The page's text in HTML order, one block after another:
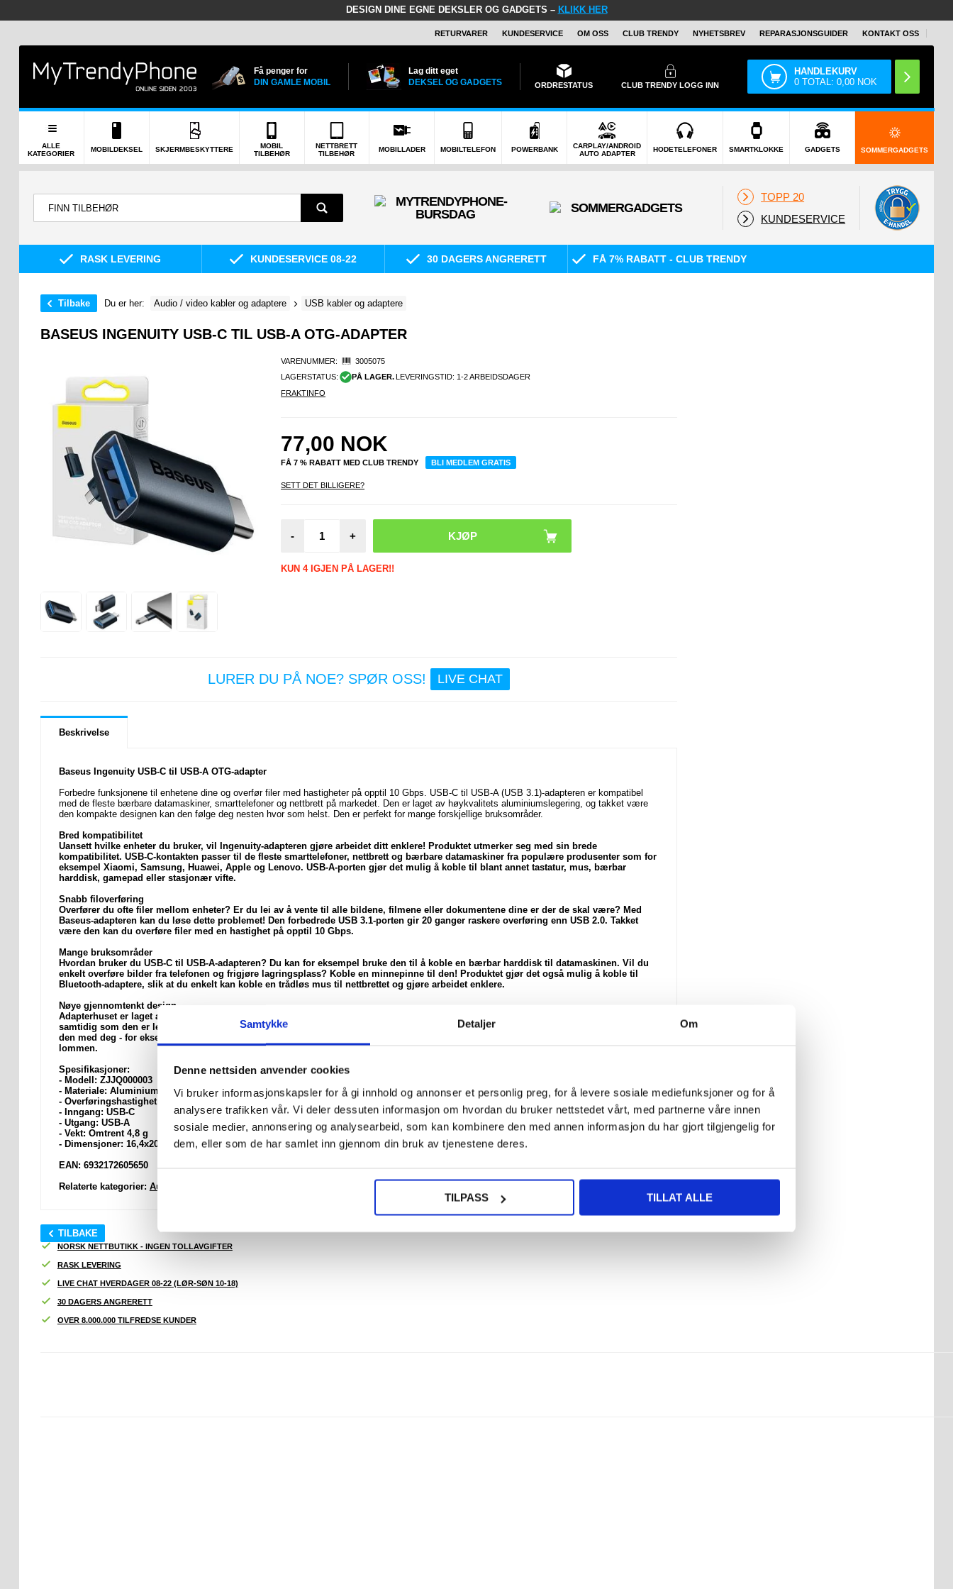
Samtykke Detaljer Om
Denne nettsiden anvender cookies
Vi bruker informasjonskapsler for å gi innhold og annonser et personlig preg, for å levere sosiale mediefunksjoner og for å
analysere trafikken vår. Vi deler dessuten informasjon om hvordan du bruker nettstedet vårt, med partnerne våre innen
sosiale medier, annonsering og analysearbeid, som kan kombinere den med annen informasjon du har gjort tilgjengelig for
dem, eller som de har samlet inn gjennom din bruk av tjenestene deres.
TILPASS TILLAT ALLE
DESIGN DINE EGNE DEKSLER OG GADGETS – KLIKK HER
RETURVARER KUNDESERVICE OM OSS CLUB TRENDY NYHETSBREV REPARASJONSGUIDER KONTAKT OSS
Få penger for
DIN GAMLE MOBIL
Lag ditt eget
DEKSEL OG GADGETS
ORDRESTATUS CLUB TRENDYLOGG INN
HANDLEKURV
0 TOTAL:0,00 NOK
ALLE
KATEGORIER
MOBILDEKSEL SKJERMBESKYTTERE
MOBIL
TILBEHØR
NETTBRETT
TILBEHØR
MOBILLADER MOBILTELEFON POWERBANK
CARPLAY/ANDROID
AUTO ADAPTER
HODETELEFONER SMARTKLOKKE GADGETS SOMMERGADGETS
TOPP 20
KUNDESERVICE
RASK LEVERING KUNDESERVICE 08-22 30 DAGERS ANGRERETT FÅ 7% RABATT - CLUB TRENDY
Tilbake Du er her: Audio / video kabler og adaptere USB kabler og adaptere
BASEUS INGENUITY USB-C TIL USB-A OTG-ADAPTER
VARENUMMER:
3005075
LAGERSTATUS:
PÅ LAGER.
LEVERINGSTID: 1-2 ARBEIDSDAGER
FRAKTINFO
77,00 NOK
FÅ 7 % RABATT MED CLUB TRENDY BLI MEDLEM GRATIS
SETT DET BILLIGERE?
- +
KUN 4 IGJEN PÅ LAGER!!
LURER DU PÅ NOE? SPØR OSS! LIVE CHAT
Beskrivelse
Baseus Ingenuity USB-C til USB-A OTG-adapter
Forbedre funksjonene til enhetene dine og overfør filer med hastigheter på opptil 10 Gbps. USB-C til USB-A (USB 3.1)-adapteren er kompatibel
med de fleste bærbare datamaskiner, smarttelefoner og nettbrett på markedet. Den er laget av høykvalitets aluminiumslegering, og takket være
den kompakte designen kan den følge deg nesten hvor som helst. Den er perfekt for mange forskjellige bruksområder.
Bred kompatibilitet
Uansett hvilke enheter du bruker, vil Ingenuity-adapteren gjøre arbeidet ditt enklere! Produktet utmerker seg med sin brede
kompatibilitet. USB-C-kontakten passer til de fleste smarttelefoner, nettbrett og bærbare datamaskiner fra populære produsenter som for
eksempel Xiaomi, Samsung, Huawei, Apple og Lenovo. USB-A-porten gjør det mulig å koble til blant annet tastatur, mus, bærbar
harddisk, gamepad eller stasjonær vifte.
Snabb filoverføring
Overfører du ofte filer mellom enheter? Er du lei av å vente til alle bildene, filmene eller dokumentene dine er der de skal være? Med
Baseus-adapteren kan du løse dette problemet! Den forbedrede USB 3.1-porten gir 20 ganger raskere overføring enn USB 2.0. Takket
være den kan du overføre filer med en hastighet på opptil 10 Gbps.
Mange bruksområder
Hvordan bruker du USB-C til USB-A-adapteren? Du kan for eksempel bruke den til å koble en bærbar harddisk til datamaskinen. Vil du
enkelt overføre bilder fra telefonen og frigjøre lagringsplass? Koble en minnepinne til den! Produktet gjør det også mulig å koble til
Bluetooth-adaptere, slik at du enkelt kan koble en trådløs mus til nettbrettet og gjøre arbeidet enklere.
Nøye gjennomtenkt design
Adapterhuset er laget av en aluminiumslegering av høy kvalitet. Dette gjør enheten svært slitesterk og motstandsdyktig mot slitasje,
samtidig som den er lett - den veier ca. 4,8 g. Det har også effektiv varmespredning. Den kompakte størrelsen gjør at du alltid kan ha
den med deg - for eksempel på jobb, på universitetet eller på ferie. Den får enkelt plass i vesken, ryggsekken, lommeboken eller
lommen.
Spesifikasjoner:
- Modell: ZJJQ000003
- Materiale: Aluminiumslegering
- Overføringshastighet: Opptil 10 Gbps
- Inngang: USB-C
- Utgang: USB-A
- Vekt: Omtrent 4,8 g
- Dimensjoner: 16,4x20,5x8,5 mm
EAN: 6932172605650
Relaterte kategorier: Audio / video kabler og adaptere
TILBAKE
NORSK NETTBUTIKK - INGEN TOLLAVGIFTER
RASK LEVERING
LIVE CHAT HVERDAGER 08-22 (LØR-SØN 10-18)
30 DAGERS ANGRERETT
OVER 8.000.000 TILFREDSE KUNDER